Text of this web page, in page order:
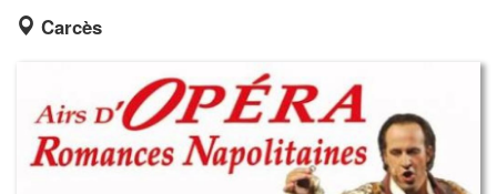
Carcès